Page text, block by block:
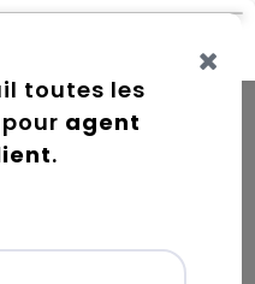
information